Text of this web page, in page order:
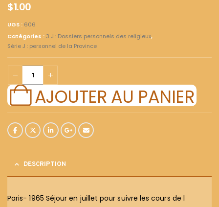
$1.00
UGS : 606
Catégories : 3 J : Dossiers personnels des religieux,
Série J : personnel de la Province
AJOUTER AU PANIER
DESCRIPTION
Paris- 1965 Séjour en juillet pour suivre les cours de l